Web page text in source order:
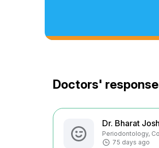
Doctors'
Dr. Bharat
Periodontology,
75 days ago